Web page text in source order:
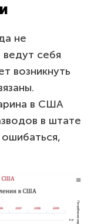
не
себя
возникнуть
в США
в штате